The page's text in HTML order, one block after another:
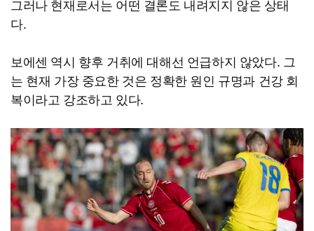
그러나 현재로서는 어떤 결론도 내려지지 않은 상태
다.
보에센 역시 향후 거취에 대해선 언급하지 않았다. 그
는 현재 가장 중요한 것은 정확한 원인 규명과 건강 회
복이라고 강조하고 있다.